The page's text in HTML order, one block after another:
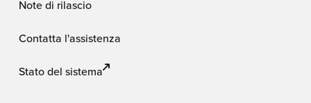
Note di rilascio
Contatta l'assistenza
Stato del sistema